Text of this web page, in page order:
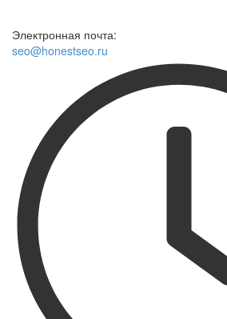
Электронная почта:
seo@honestseo.ru